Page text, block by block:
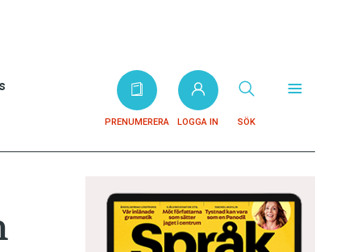
PRENUMERERA LOGGA IN SÖK